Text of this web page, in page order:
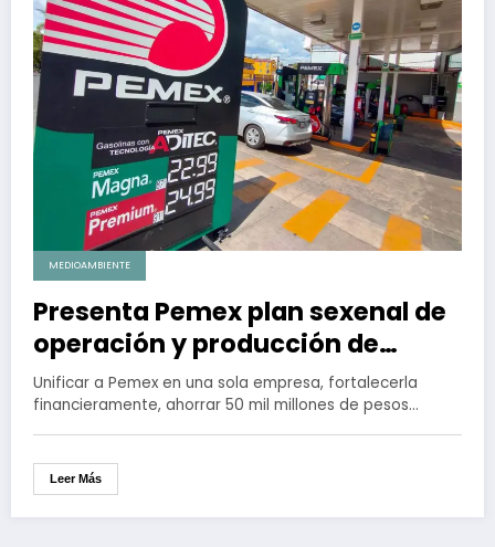
MEDIOAMBIENTE
Presenta Pemex plan sexenal de
operación y producción de
hidrocarburos
Unificar a Pemex en una sola empresa, fortalecerla
financieramente, ahorrar 50 mil millones de pesos…
Leer Más